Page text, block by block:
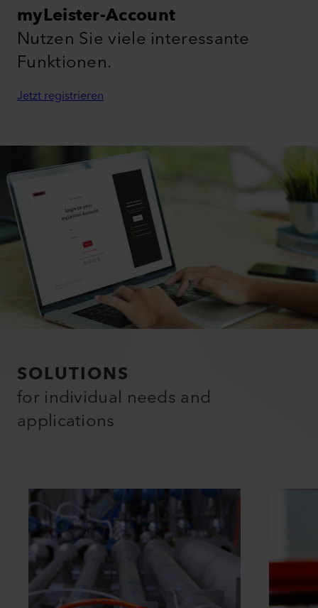
myLeister-Account
Nutzen Sie viele interessante
Funktionen.
Jetzt registrieren
SOLUTIONS
for individual needs and
applications